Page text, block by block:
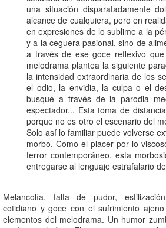
una situación disparatadamente
alcance de cualquiera, pero en
en expresiones de lo sublime a la
y a la ceguera pasional, sino de
a través de ese goce reflexivo
melodrama plantea la siguiente
la intensidad extraordinaria de los
el odio, la envidia, la culpa o el
busque a través de la parodia
espectador... Esta toma de
porque no es otro el escenario del
Solo así lo familiar puede volverse
morbo. Como el placer por lo
terror contemporáneo, esta
entregarse al lenguaje estrafalario
Melancolía, falta de pudor,
cotidiano y goce con el sufrimiento
elementos del melodrama. Un humor
JAN
13
Gaby Ferrero
Sus ojos se
mundo de
entre el shock y un
persona, tan excelente
en su maternidad
pensar en su
jovencísimo, una
muerte (2022).
JAN
13
Mi Rob Reiner
Por Moira Soto
persona muy querida
comprometido activista
muy sabido por la